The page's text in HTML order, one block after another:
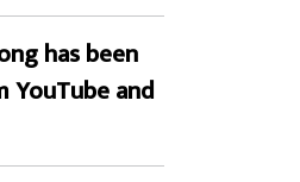
has been
and